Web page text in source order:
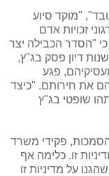
"מוקד סיוע
זכויות אדם
"הסדר הכבילה יצר
דיון פסק בג"ץ,
פגע
את חירותם. "כיצד
שופטי בג"ץ
פקידי משרד
זו. כלימה אף
על מדיניות זו